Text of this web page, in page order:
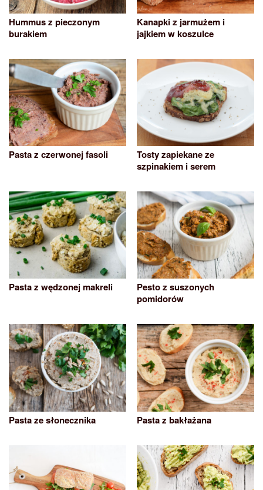
Hummus z pieczonym
burakiem
Kanapki z jarmużem i
jajkiem w koszulce
Pasta z czerwonej fasoli
Tosty zapiekane ze
szpinakiem i serem
Pasta z wędzonej makreli
Pesto z suszonych
pomidorów
Pasta ze słonecznika Pasta z bakłażana